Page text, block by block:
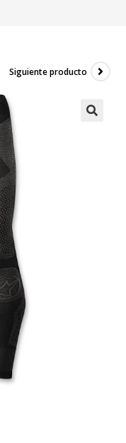
Siguiente producto